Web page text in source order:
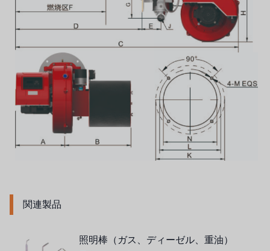
NIPCON
国内
自我
加藤
レシップ
ウェーブサイバー
関連製品
照明棒（ガス、ディーゼル、重油）